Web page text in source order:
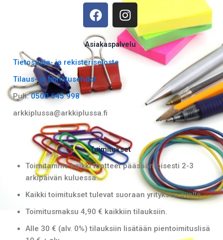
F
a
c
e
b
o
o
k
I
n
s
t
a
Asiakaspalvelu
Tietosuoja- ja rekisteriseloste
Tilaus- ja toimitusehdot
Puh:0500 645 998
arkkiplussa@arkkiplussa.fi
Toimitukset
Toimitamme kaikki tuotteet pääsääntöisesti 2-3
arkipäivän kuluessa.
Kaikki toimitukset tulevat suoraan yrityksen ovelle.
Toimitusmaksu 4,90 € kaikkiin tilauksiin.
Alle 30 € (alv. 0%) tilauksiin lisätään pientoimituslisä